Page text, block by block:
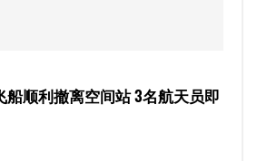
顺利撤离空间站 3名航天员即